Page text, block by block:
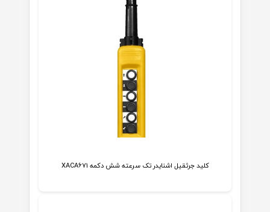
کلید جرثقیل اشنایدر تک سرعته شش دکمه XACA671